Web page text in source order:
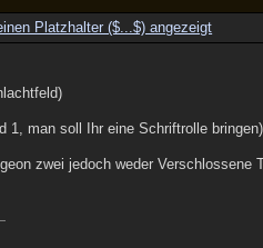
Platzhalter ($...$) angezeigt
man soll Ihr eine Schriftrolle
zwei jedoch weder Verschlossene